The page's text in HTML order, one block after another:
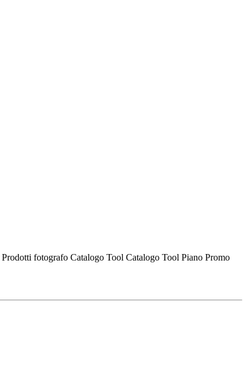
Prodotti fotografo Catalogo Tool Catalogo Tool Piano Promo